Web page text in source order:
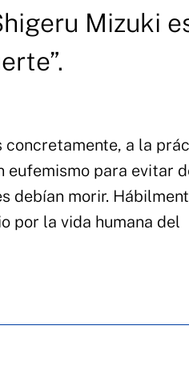
Mizuki
concretamente, a la
eufemismo para evitar
debían morir.
por la vida humana del